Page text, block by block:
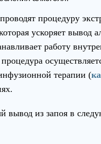
процедуру
ускоряет вывод
работу
терапии (
вывод из запоя в